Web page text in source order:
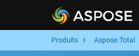
Produits Aspose.Total